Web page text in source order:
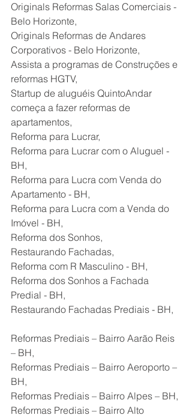
Originals Reformas Salas Comerciais -
Belo Horizonte,
Originals Reformas de Andares
Corporativos - Belo Horizonte,
Assista a programas de Construções e
reformas HGTV,
Startup de aluguéis QuintoAndar
começa a fazer reformas de
apartamentos,
Reforma para Lucrar,
Reforma para Lucrar com o Aluguel -
BH,
Reforma para Lucra com Venda do
Apartamento - BH,
Reforma para Lucra com a Venda do
Imóvel - BH,
Reforma dos Sonhos,
Restaurando Fachadas,
Reforma com R Masculino - BH,
Reforma dos Sonhos a Fachada
Predial - BH,
Restaurando Fachadas Prediais - BH,
Reformas Prediais – Bairro Aarão Reis
– BH,
Reformas Prediais – Bairro Aeroporto –
BH,
Reformas Prediais – Bairro Alpes – BH,
Reformas Prediais – Bairro Alto